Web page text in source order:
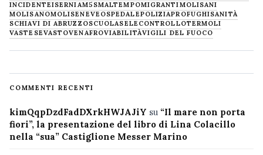
INCIDENTEISERNIAM5SMALTEMPOMIGRANTIMOLISANI
MOLISANOMOLISENEVE OSPEDALEPOLIZIAPROFUGHISANITÀ
SCHIAVI DI ABRUZZOSCUOLASELECONTROLLOTERMOLI
VASTESEVASTOVENAFROVIABILITÀVIGILI DEL FUOCO
COMMENTI RECENTI
kimQqpDzdFadDXrkHWJAJiY su “Il mare non porta
fiori”, la presentazione del libro di Lina Colacillo
nella “sua” Castiglione Messer Marino